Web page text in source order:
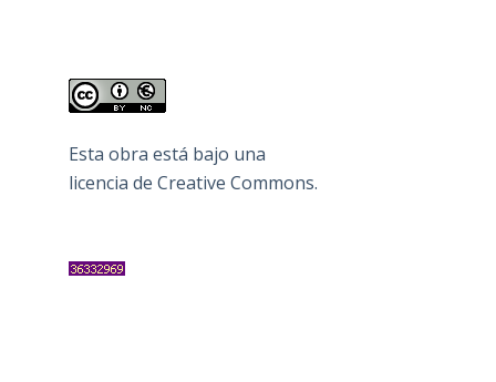
Esta obra está bajo una
licencia de Creative Commons.